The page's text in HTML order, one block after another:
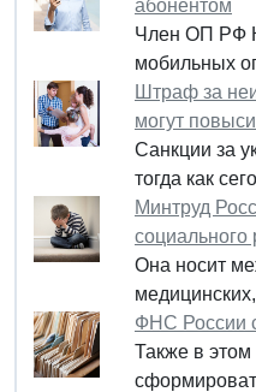
абонентом
Член ОП РФ
мобильных
Штраф за
могут
Санкции за
тогда как
Минтруд
социального
Она носит
ФНС России
Также в этом